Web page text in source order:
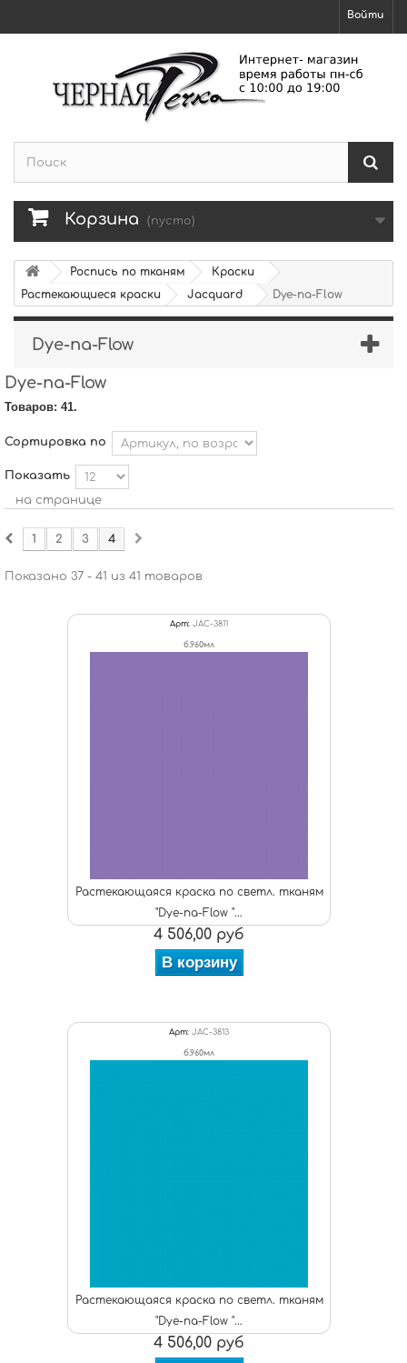
Войти
Корзина (пусто)
Роспись по тканям
Краски
Растекающиеся краски
Jacquard Dye-na-Flow
Dye-na-Flow
Dye-na-Flow
Товаров: 41.
Сортировка по
Показать
на странице
1 2 3 4
Показано 37 - 41 из 41 товаров
Арт: JAC-3811
б.960мл
Растекающаяся краска по светл. тканям
"Dye-na-Flow "...
4 506,00 руб
В корзину
Арт: JAC-3813
б.960мл
Растекающаяся краска по светл. тканям
"Dye-na-Flow "...
4 506,00 руб